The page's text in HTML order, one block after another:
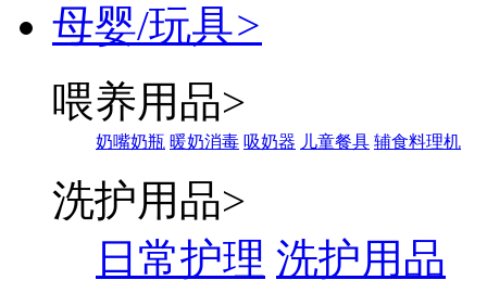
母婴/玩具>
喂养用品>
奶嘴奶瓶 暖奶消毒 吸奶器 儿童餐具 辅食料理机
洗护用品>
日常护理 洗护用品